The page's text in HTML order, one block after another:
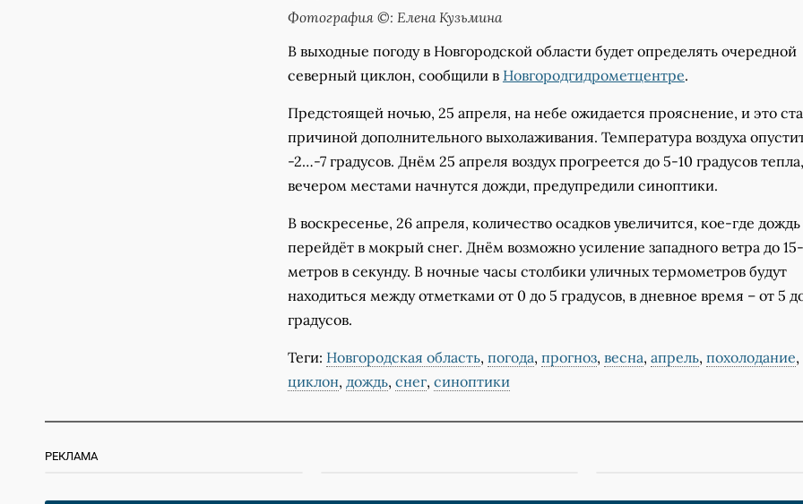
Фотография ©: Елена Кузьмина
В выходные погоду в Новгородской области будет определять очередной
северный циклон, сообщили в Новгородгидрометцентре.
Предстоящей ночью, 25 апреля, на небе ожидается прояснение, и это
причиной дополнительного выхолаживания. Температура воздуха
-2…-7 градусов. Днём 25 апреля воздух прогреется до 5-10 градусов
вечером местами начнутся дожди, предупредили синоптики.
В воскресенье, 26 апреля, количество осадков увеличится, кое-где дождь
перейдёт в мокрый снег. Днём возможно усиление западного ветра до
метров в секунду. В ночные часы столбики уличных термометров будут
находиться между отметками от 0 до 5 градусов, в дневное время – от 5
градусов.
Теги: Новгородская область, погода, прогноз, весна, апрель, похолодание,
циклон, дождь, снег, синоптики
РЕКЛАМА